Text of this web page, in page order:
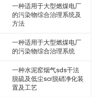
一种适用于大型燃煤电厂
的污染物综合治理系统及
方法
一种适用于大型燃煤电厂
的污染物综合治理系统
一种水泥窑烟气sds干法
脱硫及低尘scr脱硝净化装
置及工艺